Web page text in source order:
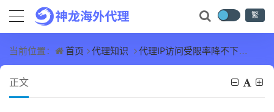
繁
当前位置： 首页 代理知识 代理IP访问受限率降不下来，选型层面和合规访问层面分别怎么优化？
正文